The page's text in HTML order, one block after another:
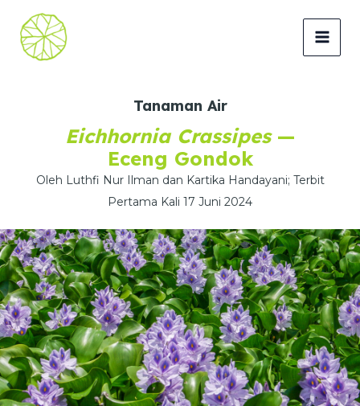
Lewati
konten
Tanaman Air
Eichhornia Crassipes—
Eceng Gondok
Oleh Luthfi Nur Ilman dan Kartika Handayani; Terbit
Pertama Kali 17 Juni 2024